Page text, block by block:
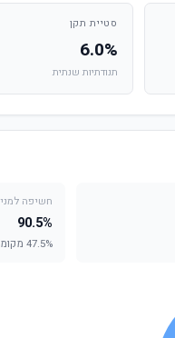
סטיית תקן
6.0%
תנודתיות שנתית
חשיפה
90.5%
47.5% מקומי + 43% חו"ל